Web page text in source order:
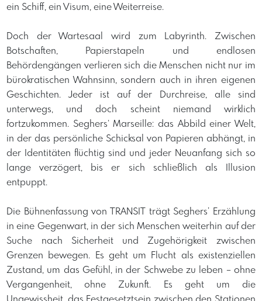
ein Schiff, ein Visum, eine Weiterreise.
Doch der Wartesaal wird zum Labyrinth. Zwischen
Botschaften, Papierstapeln und endlosen
Behördengängen verlieren sich die Menschen nicht nur im
bürokratischen Wahnsinn, sondern auch in ihren eigenen
Geschichten. Jeder ist auf der Durchreise, alle sind
unterwegs, und doch scheint niemand wirklich
fortzukommen. Seghers‘ Marseille: das Abbild einer Welt,
in der das persönliche Schicksal von Papieren abhängt, in
der Identitäten flüchtig sind und jeder Neuanfang sich so
lange verzögert, bis er sich schließlich als Illusion
entpuppt.
Die Bühnenfassung von TRANSIT trägt Seghers’ Erzählung
in eine Gegenwart, in der sich Menschen weiterhin auf der
Suche nach Sicherheit und Zugehörigkeit zwischen
Grenzen bewegen. Es geht um Flucht als existenziellen
Zustand, um das Gefühl, in der Schwebe zu leben – ohne
Vergangenheit, ohne Zukunft. Es geht um die